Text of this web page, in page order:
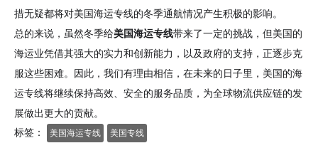
措无疑都将对美国海运专线的冬季通航情况产生积极的影响。
总的来说，虽然冬季给美国海运专线带来了一定的挑战，但美国的
海运业凭借其强大的实力和创新能力，以及政府的支持，正逐步克
服这些困难。因此，我们有理由相信，在未来的日子里，美国的海
运专线将继续保持高效、安全的服务品质，为全球物流供应链的发
展做出更大的贡献。
标签：
美国海运专线 美国专线